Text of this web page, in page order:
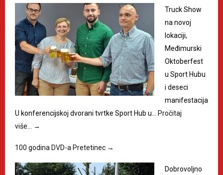
Truck Show
na novoj
lokaciji,
Međimurski
Oktoberfest
u Sport Hubu
i deseci
manifestacija
U konferencijskoj dvorani tvrtke Sport Hub u…
Pročitaj
više…
→
100 godina DVD-a Pretetinec →
Dobrovoljno